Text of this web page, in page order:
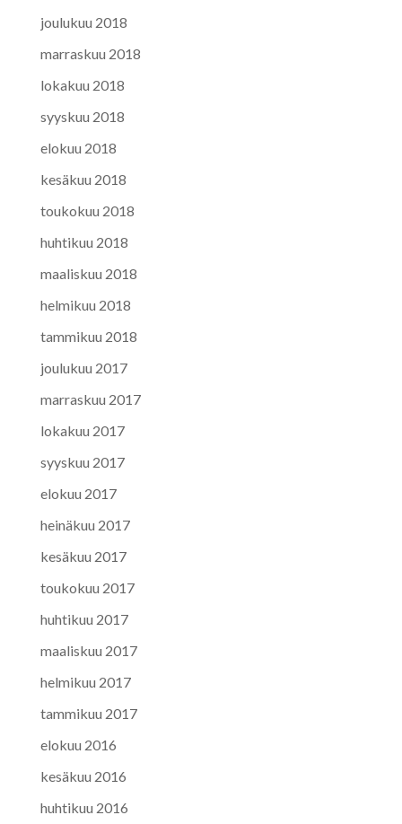
joulukuu 2018
marraskuu 2018
lokakuu 2018
syyskuu 2018
elokuu 2018
kesäkuu 2018
toukokuu 2018
huhtikuu 2018
maaliskuu 2018
helmikuu 2018
tammikuu 2018
joulukuu 2017
marraskuu 2017
lokakuu 2017
syyskuu 2017
elokuu 2017
heinäkuu 2017
kesäkuu 2017
toukokuu 2017
huhtikuu 2017
maaliskuu 2017
helmikuu 2017
tammikuu 2017
elokuu 2016
kesäkuu 2016
huhtikuu 2016